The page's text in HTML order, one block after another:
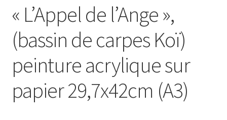
« L’Appel de l’Ange »,
(bassin de carpes Koï)
peinture acrylique sur
papier 29,7x42cm (A3)